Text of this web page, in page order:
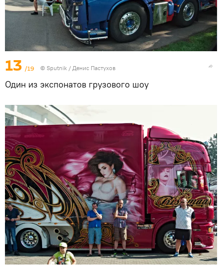
13 /19 © Sputnik / Денис Пастухов
Один из экспонатов грузового шоу